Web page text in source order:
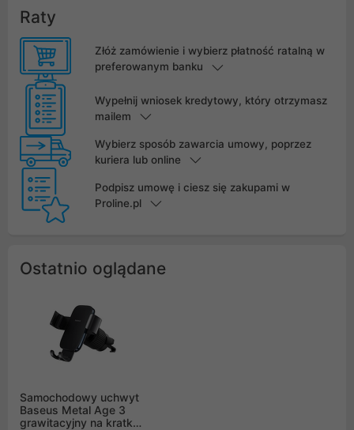
Raty
Złóż zamówienie i wybierz płatność ratalną w
preferowanym banku
Wypełnij wniosek kredytowy, który otrzymasz
mailem
Wybierz sposób zawarcia umowy, poprzez
kuriera lub online
Podpisz umowę i ciesz się zakupami w
Proline.pl
Ostatnio oglądane
Samochodowy uchwyt
Baseus Metal Age 3
grawitacyjny na kratkę